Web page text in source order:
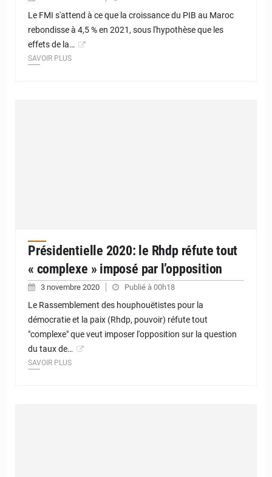
Le FMI s'attend à ce que la croissance du PIB au Maroc
rebondisse à 4,5 % en 2021, sous l'hypothèse que les
effets de la…
SAVOIR PLUS
Présidentielle 2020: le Rhdp réfute tout
« complexe » imposé par l’opposition
3 novembre 2020 Publié à 00h18
Le Rassemblement des houphouëtistes pour la
démocratie et la paix (Rhdp, pouvoir) réfute tout
"complexe" que veut imposer l'opposition sur la question
du taux de…
SAVOIR PLUS